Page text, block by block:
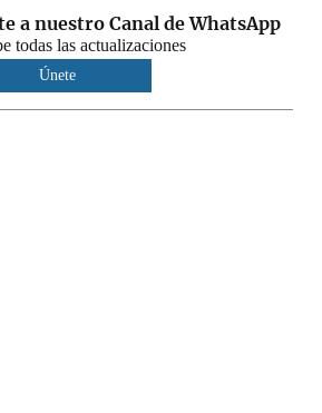
a nuestro Canal de WhatsApp
todas las actualizaciones
Únete